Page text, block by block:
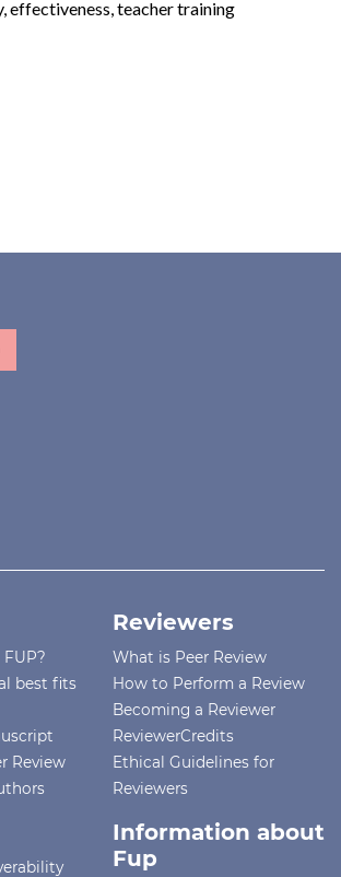
effectiveness, teacher training
best fits
Review
Reviewers
What is Peer Review
How to Perform a Review
Becoming a Reviewer
ReviewerCredits
Ethical Guidelines for
Reviewers
Information about
Fup